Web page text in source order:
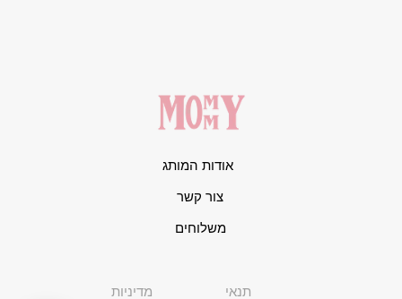
מדיניות תנאי
צור קשר
משלוחים
אודות המותג